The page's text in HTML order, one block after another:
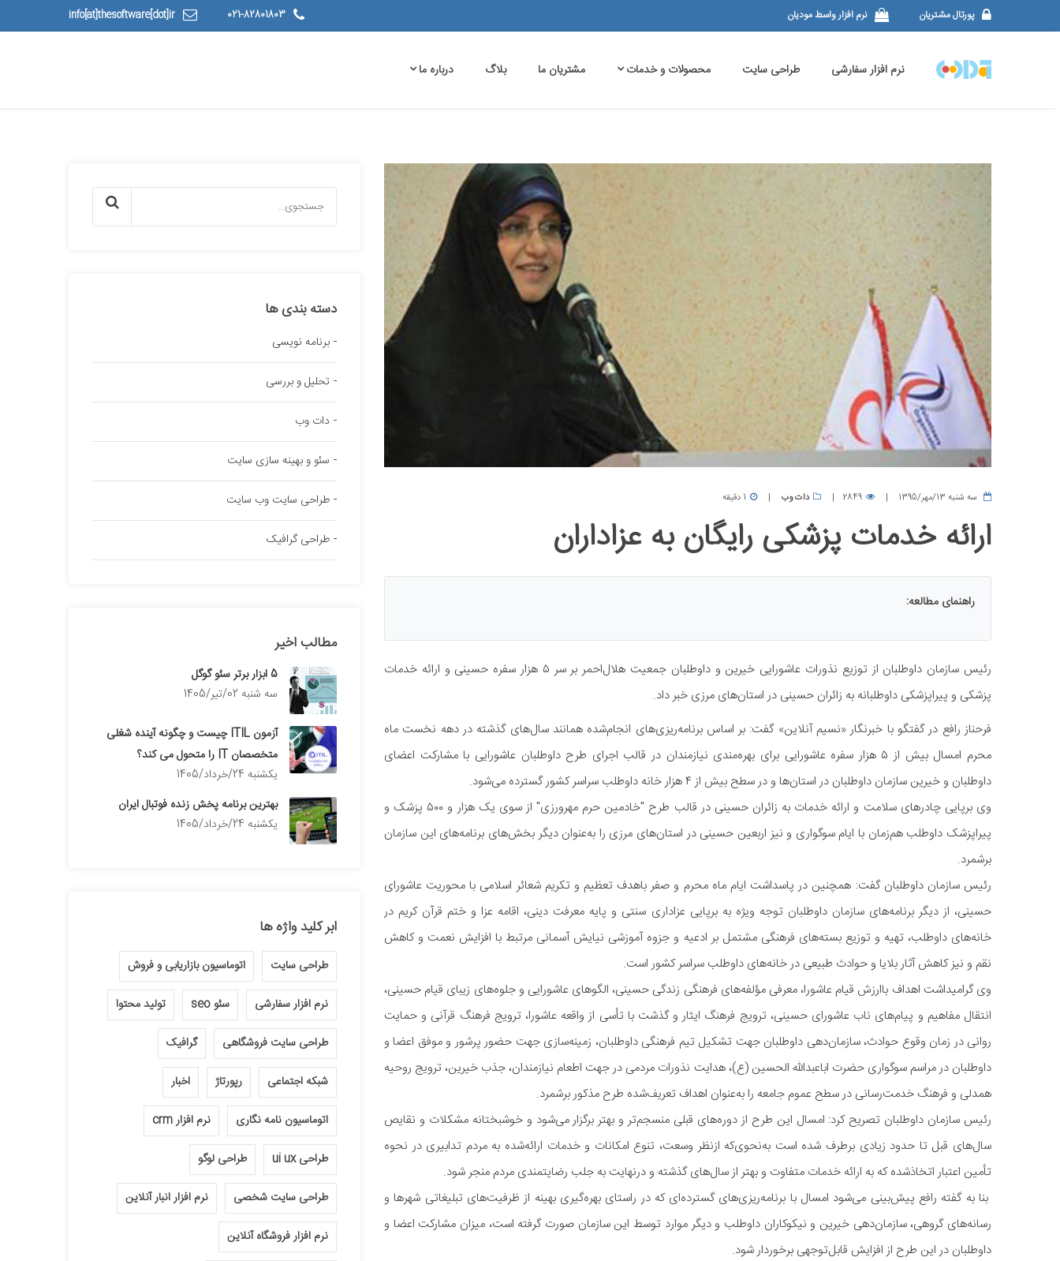
پورتال مشتریان نرم افزار واسط مودیان 021-82801803
info[at]thesoftware[dot]ir
نرم افزار سفارشی طراحی سایت محصولات و خدمات مشتریان ما بلاگ درباره ما
سه شنبه 13/مهر/1395 2849 دات وب 1 دقیقه
ارائه خدمات پزشکی رایگان به عزاداران
راهنمای مطالعه:
رئیس سازمان داوطلبان از توزیع نذورات عاشورایی خیرین و داوطلبان جمعیت هلال‌احمر بر سر ۵ هزار سفره حسینی و ارائه خدمات
پزشکی و پیراپزشکی داوطلبانه به زائران حسینی در استان‌های مرزی خبر داد.
فرحناز رافع در گفتگو با خبرنگار «نسیم آنلاین» گفت: بر اساس برنامه‌ریزی‌های انجام‌شده همانند سال‌های گذشته در دهه نخست ماه
محرم امسال بیش از ۵ هزار سفره عاشورایی برای بهره‌مندی نیازمندان در قالب اجرای طرح داوطلبان عاشورایی با مشارکت اعضای
داوطلبان و خیرین سازمان داوطلبان در استان‌ها و در سطح بیش از ۴ هزار خانه داوطلب سراسر کشور گسترده می‌شود.
وی برپایی چادرهای سلامت و ارائه خدمات به زائران حسینی در قالب طرح "خادمین حرم مهرورزی" از سوی یک هزار و ۵۰۰ پزشک و
پیراپزشک داوطلب هم‌زمان با ایام سوگواری و نیز اربعین حسینی در استان‌های مرزی را به‌عنوان دیگر بخش‌های برنامه‌های این سازمان
برشمرد.
رئیس سازمان داوطلبان گفت: همچنین در پاسداشت ایام ماه محرم و صفر باهدف تعظیم و تکریم شعائر اسلامی با محوریت عاشورای
حسینی، از دیگر برنامه‌های سازمان داوطلبان توجه ویژه به برپایی عزاداری سنتی و پایه معرفت دینی، اقامه عزا و ختم قرآن کریم در
خانه‌های داوطلب، تهیه و توزیع بسته‌های فرهنگی مشتمل بر ادعیه و جزوه آموزشی نیایش آسمانی مرتبط با افزایش نعمت و کاهش
نقم و نیز کاهش آثار بلایا و حوادث طبیعی در خانه‌های داوطلب سراسر کشور است.
وی گرامیداشت اهداف باارزش قیام عاشورا، معرفی مؤلفه‌های فرهنگی زندگی حسینی، الگوهای عاشورایی و جلوه‌های زیبای قیام حسینی،
انتقال مفاهیم و پیام‌های ناب عاشورای حسینی، ترویج فرهنگ ایثار و گذشت با تأسی از واقعه عاشورا، ترویج فرهنگ قرآنی و حمایت
روانی در زمان وقوع حوادث، سازمان‌دهی داوطلبان جهت تشکیل تیم فرهنگی داوطلبان، زمینه‌سازی جهت حضور پرشور و موفق اعضا و
داوطلبان در مراسم سوگواری حضرت اباعبدالله الحسین (ع)، هدایت نذورات مردمی در جهت اطعام نیازمندان، جذب خیرین، ترویج روحیه
همدلی و فرهنگ خدمت‌رسانی در سطح عموم جامعه را به‌عنوان اهداف تعریف‌شده طرح مذکور برشمرد.
رئیس سازمان داوطلبان تصریح کرد: امسال این طرح از دوره‌های قبلی منسجم‌تر و بهتر برگزار می‌شود و خوشبختانه مشکلات و نقایص
سال‌های قبل تا حدود زیادی برطرف شده است به‌نحوی‌که ازنظر وسعت، تنوع امکانات و خدمات ارائه‌شده به مردم تدابیری در نحوه
تأمین اعتبار اتخاذشده که به ارائه خدمات متفاوت و بهتر از سال‌های گذشته و درنهایت به جلب رضایتمندی مردم منجر شود.
بنا به گفته رافع پیش‌بینی می‌شود امسال با برنامه‌ریزی‌های گسترده‌ای که در راستای بهره‌گیری بهینه از ظرفیت‌های تبلیغاتی شهر‌ها و
رسانه‌های گروهی، سازمان‌دهی خیرین و نیکوکاران داوطلب و دیگر موارد توسط این سازمان صورت گرفته است، میزان مشارکت اعضا و
داوطلبان در این طرح از افزایش قابل‌توجهی برخوردار شود.
دسته بندی ها
برنامه نویسی
تحلیل و بررسی
دات وب
سئو و بهینه سازی سایت
طراحی سایت وب سایت
طراحی گرافیک
مطالب اخیر
5 ابزار برتر سئو گوگل
سه شنبه 02/تیر/1405
آزمون ITIL چیست و چگونه آینده شغلی
متخصصان IT را متحول می کند؟
يكشنبه 24/خرداد/1405
بهترین برنامه پخش زنده فوتبال ایران
يكشنبه 24/خرداد/1405
ابر کلید واژه ها
طراحی سایت اتوماسیون بازاریابی و فروش
نرم افزار سفارشی سئو seo تولید محتوا
طراحی سایت فروشگاهی گرافیک
شبکه اجتماعی رپورتاژ اخبار
اتوماسیون نامه نگاری نرم افزار crm
طراحی ui ux طراحی لوگو
طراحی سایت شخصی نرم افزار انبار آنلاین
نرم افزار فروشگاه آنلاین